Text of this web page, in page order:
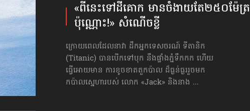
«ពីនេះ​ទៅ​ដីគោក មាន​ចំងាយ​តែ​២៥០ម៉ែត្រ​
ប៉ុណ្ណោះ!» សំណើចខ្លី
ក្រោយពេលដែលនាវា​ ដឹកអ្នកទេសចរណ៍ ទីតានិក
(Titanic) បានបើកទៅបុក នឹងផ្ទាំងភ្នំទឹកកក ហើយ
ធ្វើអោយមាន ការខូចខាត​តួកប៉ាល ដ៏ធ្ងន់ធ្ងររួចមក
កប៉ាលស្នេហារបស់ លោក «Jack» និងនាង ...